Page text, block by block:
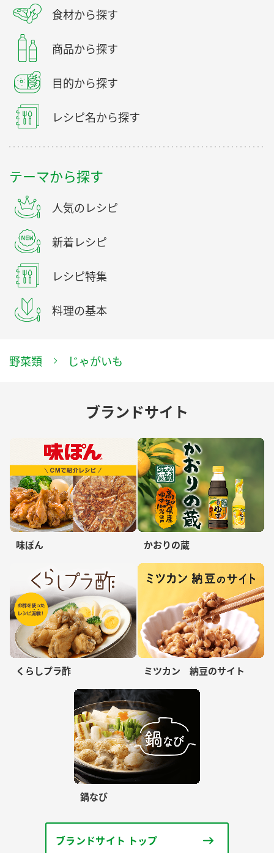
食材から探す
商品から探す
目的から探す
レシピ名から探す
テーマから探す
人気のレシピ
新着レシピ
レシピ特集
料理の基本
野菜類 じゃがいも
ブランドサイト
味ぽん かおりの蔵
くらしプラ酢 ミツカン 納豆のサイト
鍋なび
ブランドサイト トップ